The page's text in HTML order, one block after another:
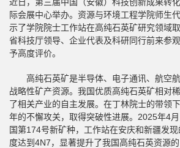
际会展中心举办。资源与环境工程学院师生
示了学院院士工作站在高纯石英矿研究领域
省科技厅领导、企业代表及科研同行前来参
予高度评价。
高纯石英矿是半导体、电子通讯、航空
战略性矿产资源。我国优质高纯石英矿相对
了相关产业的自主发展。在丁林院士的带领
年的不懈攻关，取得突破性进展。2025年4
国第174号新矿种，工作站在安庆和新疆发
度达到4N7，显著提升了我国高纯石英资源